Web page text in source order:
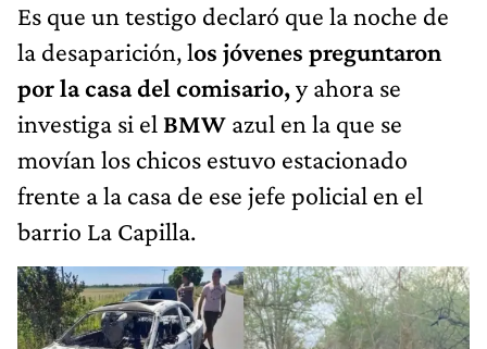
Es que un testigo declaró que la noche de
la desaparición, los jóvenes preguntaron
por la casa del comisario,y ahora se
investiga si el BMW azul en la que se
movían los chicos estuvo estacionado
frente a la casa de ese jefe policial en el
barrio La Capilla.